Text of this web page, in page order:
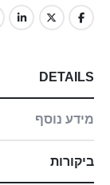
DETAILS
מידע נוסף
ביקורות